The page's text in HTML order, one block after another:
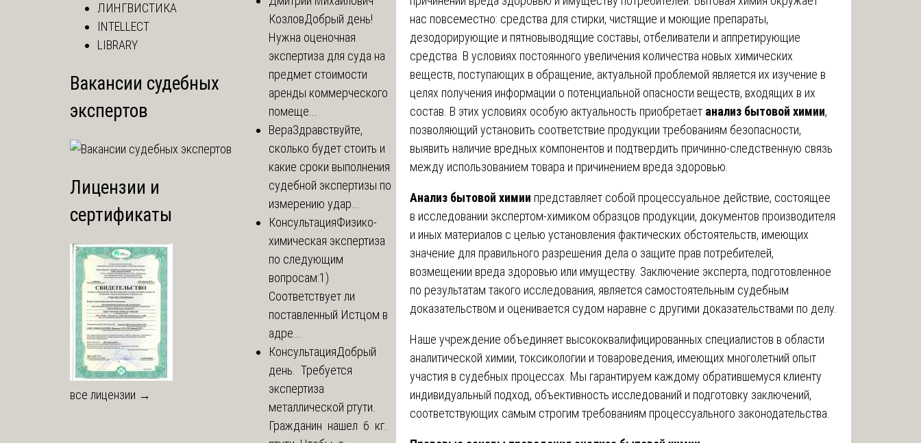
нас повсеместно: средства для стирки, чистящие и моющие препараты,
дезодорирующие и пятновыводящие составы, отбеливатели и аппретирующие
средства. В условиях постоянного увеличения количества новых химических
веществ, поступающих в обращение, актуальной проблемой является их изучение в
целях получения информации о потенциальной опасности веществ, входящих в их
состав. В этих условиях особую актуальность приобретает анализ бытовой химии,
позволяющий установить соответствие продукции требованиям безопасности,
выявить наличие вредных компонентов и подтвердить причинно-следственную связь
между использованием товара и причинением вреда здоровью.
Анализ бытовой химии представляет собой процессуальное действие, состоящее
в исследовании экспертом-химиком образцов продукции, документов производителя
и иных материалов с целью установления фактических обстоятельств, имеющих
значение для правильного разрешения дела о защите прав потребителей,
возмещении вреда здоровью или имуществу. Заключение эксперта, подготовленное
по результатам такого исследования, является самостоятельным судебным
доказательством и оценивается судом наравне с другими доказательствами по делу.
Наше учреждение объединяет высококвалифицированных специалистов в области
аналитической химии, токсикологии и товароведения, имеющих многолетний опыт
участия в судебных процессах. Мы гарантируем каждому обратившемуся клиенту
индивидуальный подход, объективность исследований и подготовку заключений,
соответствующих самым строгим требованиям процессуального законодательства.
ЛИНГВИСТИКА
INTELLECT
LIBRARY
Вакансии судебных
экспертов
Лицензии и
сертификаты
все лицензии →
КозловДобрый день!
Нужна оценочная
экспертиза для суда на
предмет стоимости
аренды коммерческого
помеще...
ВераЗдравствуйте,
сколько будет стоить и
какие сроки выполнения
судебной экспертизы по
измерению удар...
КонсультацияФизико-
химическая экспертиза
по следующим
вопросам:1)
Соответствует ли
поставленный Истцом в
адре...
КонсультацияДобрый
день. Требуется
экспертиза
металлической ртути.
Гражданин нашел 6 кг.